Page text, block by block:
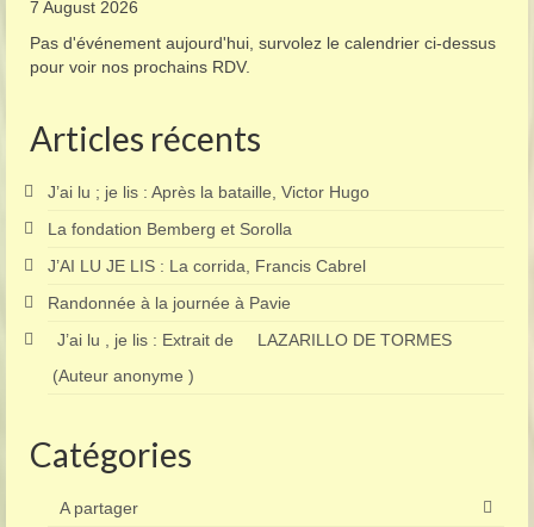
7 August 2026
Pas d'événement aujourd'hui, survolez le calendrier ci-dessus
pour voir nos prochains RDV.
Articles récents
J’ai lu ; je lis : Après la bataille, Victor Hugo
La fondation Bemberg et Sorolla
J’AI LU JE LIS : La corrida, Francis Cabrel
Randonnée à la journée à Pavie
J’ai lu , je lis : Extrait de LAZARILLO DE TORMES
(Auteur anonyme )
Catégories
A partager